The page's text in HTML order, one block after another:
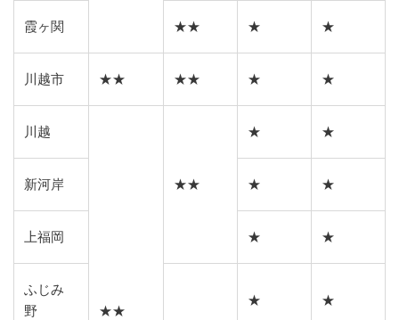
霞ヶ関 ★★ ★ ★
川越市 ★★ ★★ ★ ★
川越
★★
★★
★ ★
新河岸 ★ ★
上福岡 ★ ★
ふじみ
野
★ ★